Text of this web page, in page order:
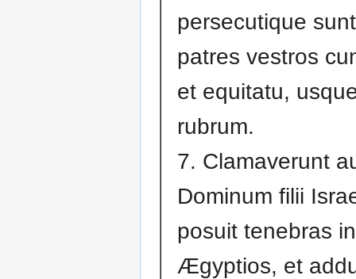
persecutique
patres vestros
et equitatu,
rubrum.
7. Clamaverunt
Dominum filii
posuit tenebras
Ægyptios, et